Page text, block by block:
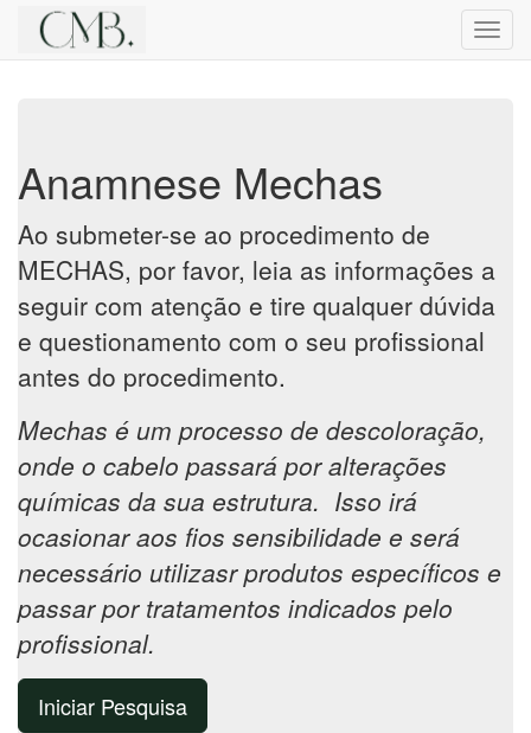
Anamnese Mechas
Ao submeter-se ao procedimento de
MECHAS, por favor, leia as informações a
seguir com atenção e tire qualquer dúvida
e questionamento com o seu profissional
antes do procedimento.
Mechas é um processo de descoloração,
onde o cabelo passará por alterações
químicas da sua estrutura. Isso irá
ocasionar aos fios sensibilidade e será
necessário utilizasr produtos específicos e
passar por tratamentos indicados pelo
profissional.
Iniciar Pesquisa